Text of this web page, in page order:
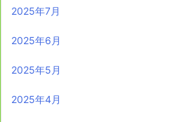
2025年7月
2025年6月
2025年5月
2025年4月